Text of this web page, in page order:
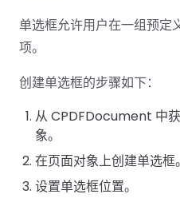
单选框允许用户在一组预定
项。
创建单选框的步骤如下：
从 CPDFDocument 中
象。
在页面对象上创建单选框。
设置单选框位置。